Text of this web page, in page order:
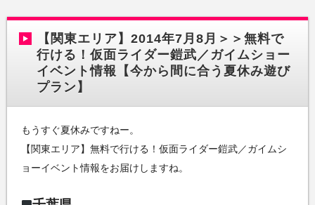
【関東エリア】2014年7月8月＞＞無料で
行ける！仮面ライダー鎧武／ガイムショー
イベント情報【今から間に合う夏休み遊び
プラン】
もうすぐ夏休みですねー。
【関東エリア】無料で行ける！仮面ライダー鎧武／ガイムシ
ョーイベント情報をお届けしますね。